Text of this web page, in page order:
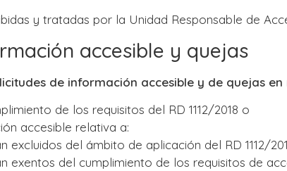
y tratadas por la Unidad Responsable de
accesible y quejas
de información accesible y de quejas
de los requisitos del RD 1112/2018 o
accesible relativa a:
excluidos del ámbito de aplicación del RD 1112/
exentos del cumplimiento de los requisitos de